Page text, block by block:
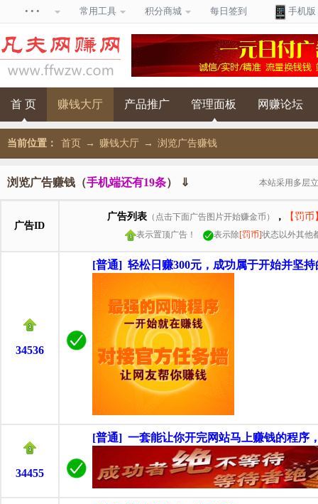
• • • 常用工具 积分商城 每日签到 手机版
首 页 赚钱大厅 产品推广 管理面板 网赚论坛
当前位置： 首页 → 赚钱大厅 → 浏览广告赚钱
浏览广告赚钱（手机端还有19条） ⇓ 本站采用多层
广告ID
广告列表 （点击下面广告图片开始赚金币） ， 【罚
表示置顶广告！ 表示除[罚币]状态以外其
34536
[普通] 轻松日赚300元，成功属于开始并坚持
34455
[普通] 一套能让你开完网站马上赚钱的程序